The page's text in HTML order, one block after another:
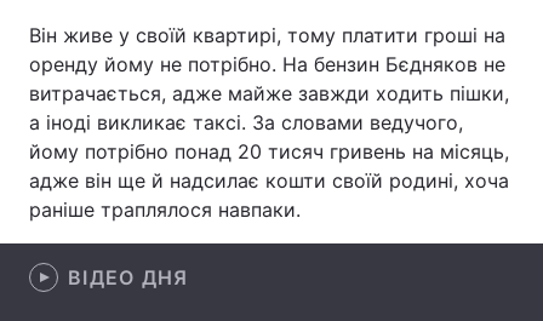
Техно і зв'язок Лайт
Зброя
Здоров'я Туризм
Цікавинки Погода
Екологія Регіони
Лонгріди
Він живе у своїй квартирі, тому платити гроші на
оренду йому не потрібно. На бензин Бєдняков не
витрачається, адже майже завжди ходить пішки,
а іноді викликає таксі. За словами ведучого,
йому потрібно понад 20 тисяч гривень на місяць,
адже він ще й надсилає кошти своїй родині, хоча
раніше траплялося навпаки.
ВІДЕО ДНЯ